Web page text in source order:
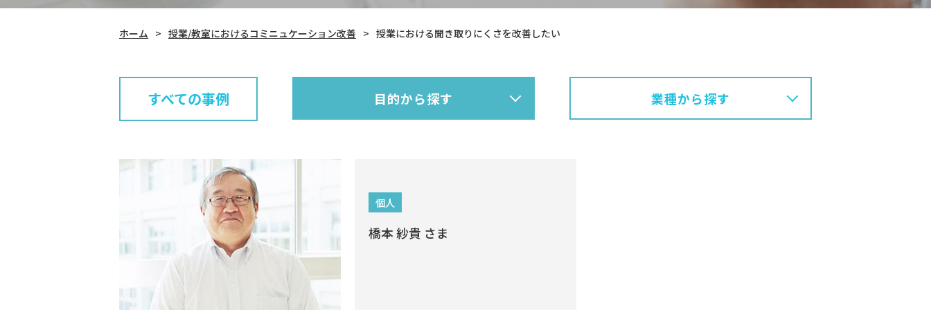
ホーム 授業/教室におけるコミニュケーション改善 授業における聞き取りにくさを改善したい
すべての事例 目的から探す 業種から探す
個人
橋本 紗貴 さま